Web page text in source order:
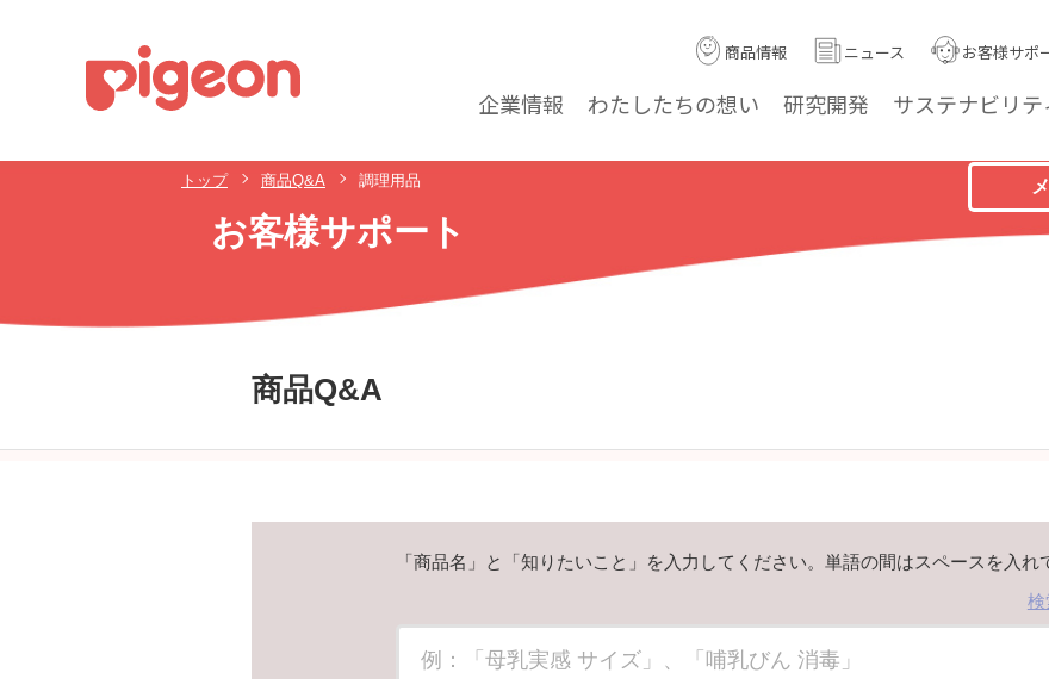
企業情報 わたしたちの想い 研究開発 サステナビリテ
商品情報 ニュース お客様サポ
トップ 商品Q&A 調理用品
お客様サポート
商品Q&A
「商品名」と「知りたいこと」を入力してください。単語の間はスペースを入れ
検